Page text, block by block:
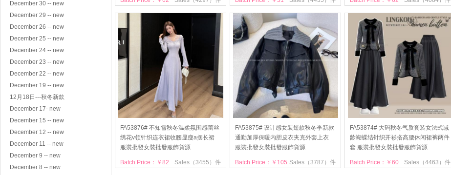
December 30 -- new
December 29 -- new
December 26 -- new
December 25 -- new
December 24 -- new
December 23 -- new
December 22 -- new
December 19 -- new
12月18日---秋冬新款
December 17- new
December 15 -- new
December 12 -- new
December 11 -- new
December 9 -- new
December 8 -- new
FA53876# 不知雪秋冬温柔氛围感蕾丝
绣花v领针织连衣裙收腰显瘦a摆长裙
服裝批發女裝批發服飾貨源
Sales（3455）件
Batch Price：￥82
FA53875# 设计感女装短款秋冬季新款
通勤加厚保暖内胆皮衣夹克外套上衣
服裝批發女裝批發服飾貨源
Sales（3787）件
Batch Price：￥105
FA53874# 大码秋冬气质套装女法式减
龄蝴蝶结针织开衫搭高腰休闲裙裤两件
套 服裝批發女裝批發服飾貨源
Sales（4463）件
Batch Price：￥60